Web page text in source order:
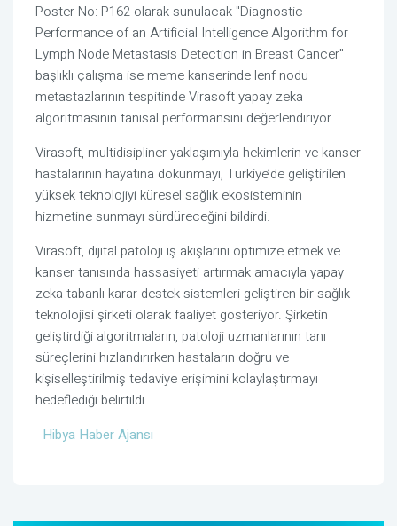
Poster No: P162 olarak sunulacak "Diagnostic
Performance of an Artificial Intelligence Algorithm for
Lymph Node Metastasis Detection in Breast Cancer"
başlıklı çalışma ise meme kanserinde lenf nodu
metastazlarının tespitinde Virasoft yapay zeka
algoritmasının tanısal performansını değerlendiriyor.
Virasoft, multidisipliner yaklaşımıyla hekimlerin ve kanser
hastalarının hayatına dokunmayı, Türkiye’de geliştirilen
yüksek teknolojiyi küresel sağlık ekosisteminin
hizmetine sunmayı sürdüreceğini bildirdi.
Virasoft, dijital patoloji iş akışlarını optimize etmek ve
kanser tanısında hassasiyeti artırmak amacıyla yapay
zeka tabanlı karar destek sistemleri geliştiren bir sağlık
teknolojisi şirketi olarak faaliyet gösteriyor. Şirketin
geliştirdiği algoritmaların, patoloji uzmanlarının tanı
süreçlerini hızlandırırken hastaların doğru ve
kişiselleştirilmiş tedaviye erişimini kolaylaştırmayı
hedeflediği belirtildi.
Hibya Haber Ajansı